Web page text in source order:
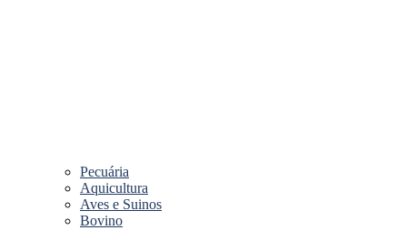
Pecuária
Aquicultura
Aves e Suinos
Bovino